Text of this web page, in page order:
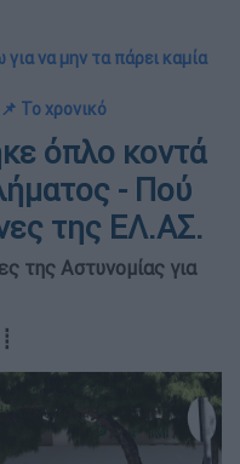
να μην τα πάρει καμία
📌 Το χρονικό
όπλο κοντά
- Πού
της ΕΛ.ΑΣ.
της Αστυνομίας για